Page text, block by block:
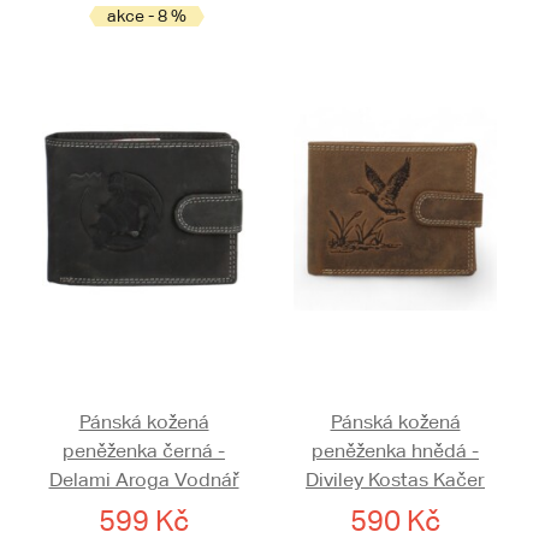
akce - 8 %
Pánská kožená
peněženka černá -
Delami Aroga Vodnář
599 Kč
Pánská kožená
peněženka hnědá -
Diviley Kostas Kačer
590 Kč